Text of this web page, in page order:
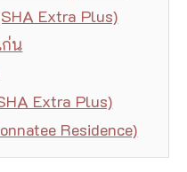
Extra Plus)
น
Extra Plus)
Residence)